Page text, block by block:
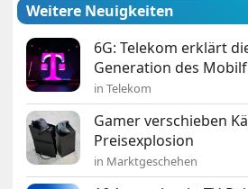
Weitere Neuigkeiten
6G: Telekom erklärt
Generation des
in Telekom
Gamer verschieben
Preisexplosion
in Marktgeschehen